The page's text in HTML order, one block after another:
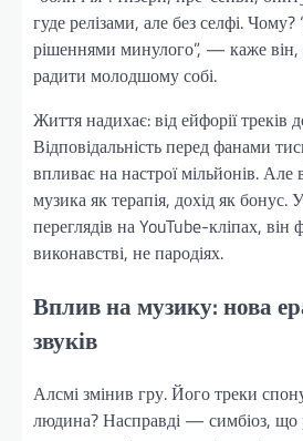
гуде релізами, але без селфі.
рішеннями минулого”, — каже він,
радити молодшому собі.
Життя надихає: від ейфорії треків
Відповідальність перед фанами
впливає на настрої мільйонів. Але
музика як терапія, дохід як
переглядів на YouTube-кліпах, він
виконавстві, не пародіях.
Вплив на музику: нова
звуків
Алсмі змінив гру. Його треки
людина? Насправді — симбіоз, що